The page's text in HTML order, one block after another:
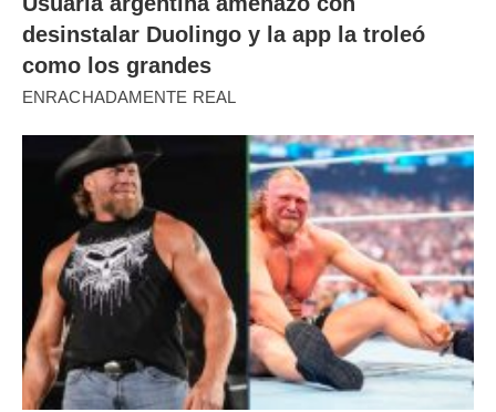
desinstalar Duolingo y la app la troleó
como los grandes
ENRACHADAMENTE REAL